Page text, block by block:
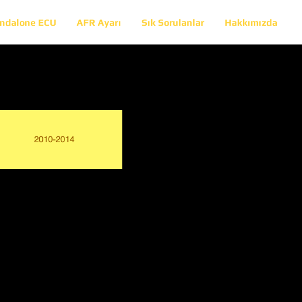
ECU AFR Ayarı Sık Sorulanlar Hakkımızda
2010-2014